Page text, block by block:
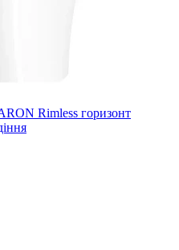
Rimless горизонт